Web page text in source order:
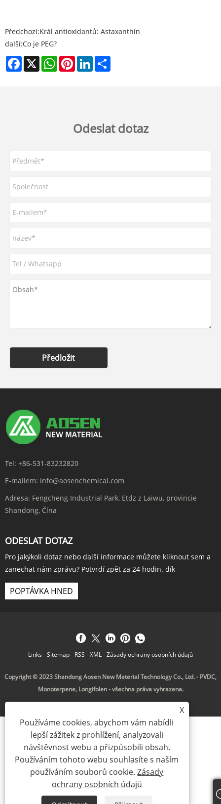
Předchozí:Král antioxidantů: Astaxanthin
další:Co je PEG?
Facebook
X WhatsAppPinterestLinkedIn
Odeslat dotaz
Předložit
Tel: +86-531-83232820
E-mailem: info@aosenchemical.com
Adresa: Fengcheng Industrial Park, Etdz z Laiwu, provincie
Shandong, Čína
ODESLAT DOTAZ
Pro jakýkoli dotaz nebo další informace můžete kliknout sem a
zanechat nám zprávu? Potvrdí zpět za 24 hodin. dík
POPTÁVKA HNED
Links Sitemap RSS XML Zásady ochrany osobních údajů
Copyright © 2023 Shandong Aosen New Material Technology Co., Ltd. - PVDC,
Monoterpene, Longifolen - všechna práva vyhrazena.
X
Používáme cookies, abychom vám nabídli
lepší zážitek z prohlížení, analyzovali
návštěvnost webu a přizpůsobili obsah.
Používáním tohoto webu souhlasíte s naším
používáním souborů cookie.Zásady
ochrany osobních údajů